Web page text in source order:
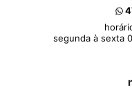
segunda à sexta